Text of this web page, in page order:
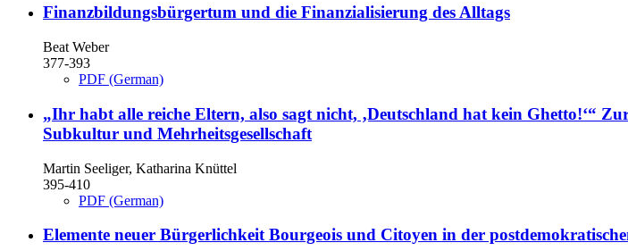
Finanzbildungsbürgertum und die Finanzialisierung des Alltags
Beat Weber
377-393
PDF (German)
„Ihr habt alle reiche Eltern, also sagt nicht, ‚Deutschland hat kein Ghetto!‘“
Subkultur und Mehrheitsgesellschaft
Martin Seeliger, Katharina Knüttel
395-410
PDF (German)
Elemente neuer BürgerlichkeitBourgeois und Citoyen in der